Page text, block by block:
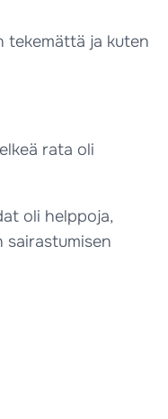
tekemättä ja kuten
rata oli
oli helppoja,
sairastumisen